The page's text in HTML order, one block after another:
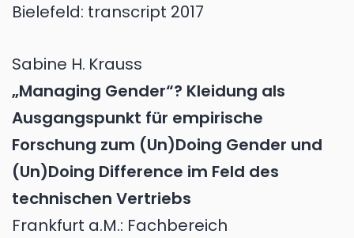
Bielefeld: transcript 2017
Sabine H. Krauss
„Managing Gender“? Kleidung als
Ausgangspunkt für empirische
Forschung zum (Un)Doing Gender und
(Un)Doing Difference im Feld des
technischen Vertriebs
Frankfurt a.M.: Fachbereich